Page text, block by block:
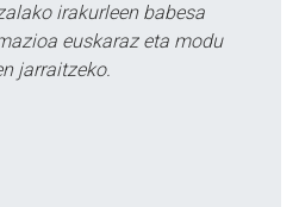
irakurleen babesa
euskaraz eta modu
jarraitzeko.